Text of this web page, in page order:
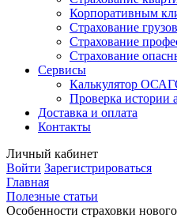
Корпоративным
Страхование
Страхование
Страхование
Сервисы
Калькулятор
Проверка истории
Доставка и оплата
Контакты
Личный кабинет
Войти Зарегистрироваться
Главная
Полезные статьи
Особенности страховки